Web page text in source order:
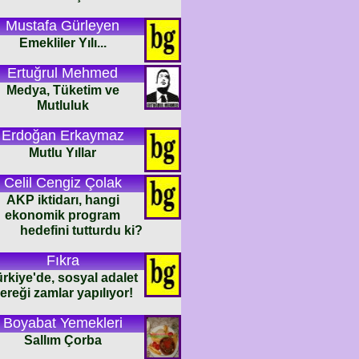
Mustafa Gürleyen
Emekliler Yılı...
Ertuğrul Mehmed
Medya, Tüketim ve
Mutluluk
Erdoğan Erkaymaz
Mutlu Yıllar
Celil Cengiz Çolak
AKP iktidarı, hangi
ekonomik program
hedefini tutturdu ki?
Fıkra
sosyal adalet
zamlar yapılıyor!
Boyabat Yemekleri
Sallım Çorba